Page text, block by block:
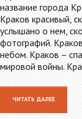
название города
Краков красивый,
услышано о нем,
фотографий.
небом. Краков –
мировой войны.
ЧИТАТЬ ДАЛЕЕ